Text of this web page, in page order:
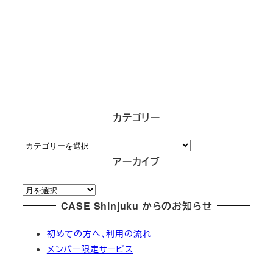
カテゴリー
カ
テ
リ
ー
アーカイブ
ア
ー
CASE Shinjuku からのお知らせ
初めての方へ、利用の流れ
メンバー限定サービス